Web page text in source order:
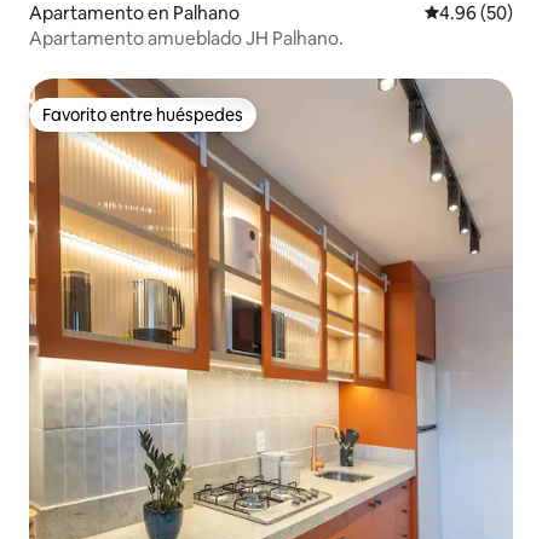
Apartamento en Palhano Calificación
4.96 (50)
Apartamento amueblado JH Palhano.
Favorito entre huéspedes
Favorito entre huéspedes